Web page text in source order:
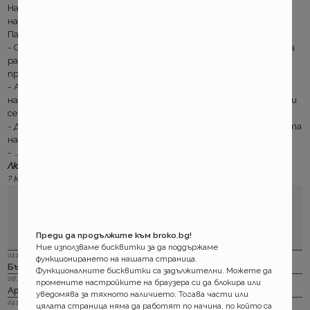
Нападахме търговски кораб. По време на атаката докато бях
на палубата корабът силно се олюля. Огромна вълна ме блъсна.
Паднах във водата и акула отхапа ръката ми.
- О! Каква нелепа случайност. Но.. това е инцидент по време на
работа и покрит риск по вашата полица. Разкажете ми и за
превръзката на окото ви?
- Ами… в един работен ден времето беше прекрасно. Лежах си
на палубата и се припичах, и изведнъж чайка прелетя над мен и
се изпусна точно в окото ми.
- Доста неприятно, но каква е връзката между това и загубата
на окото ви!?
- … ами това ми беше първия работен ден с куката.
Любознателни сте? Четете още тогава:
? Как се почва брокерски бизнес?
01.12.2023 г.
Бързи, по - бързи, Дженарали. За каско
08.11.2023 г.
Армеец онлайн за щети по каско? Работи!
24.10.2023 г.
Преди да продължите към broko.bg!
Ние използваме бисквитки за да поддържаме
функционирането на нашата страница.
Функционалните бисквитки са задължителни. Можете да
промените настройките на браузера си да блокира или
уведомява за тяхното наличието. Тогава части или
цялата страница няма да работят по начина, по който са